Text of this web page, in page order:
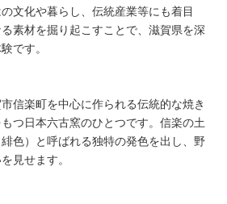
文化や暮らし、伝統産業等にも着目
素材を掘り起こすことで、滋賀県を深
です。
信楽町を中心に作られる伝統的な焼き
つ日本六古窯のひとつです。信楽の土
色）と呼ばれる独特の発色を出し、野
見せます。